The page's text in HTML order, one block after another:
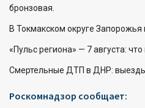
бронзовая.
В Токмакском округе Запорожья
«Пульс региона» — 7 августа:
Смертельные ДТП в ДНР: выезды
Роскомнадзор сообщает: